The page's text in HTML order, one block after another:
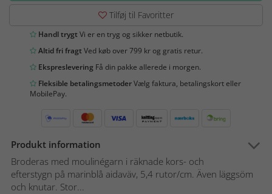
Tilføj til Favoritter
Handl trygtVi er en tryg og sikker netbutik.
Altid fri fragtVed køb over 799 kr og gratis retur.
Ekspreslevering Få din pakke allerede i morgen.
Fleksible betalingsmetoderVælg faktura, betalingskort eller
MobilePay.
Produkt information
Broderas med moulinégarn i räknade kors- och
efterstygn på marinblå aidaväv, 5,4 rutor/cm. Även läggsöm
och knutar. Stor...